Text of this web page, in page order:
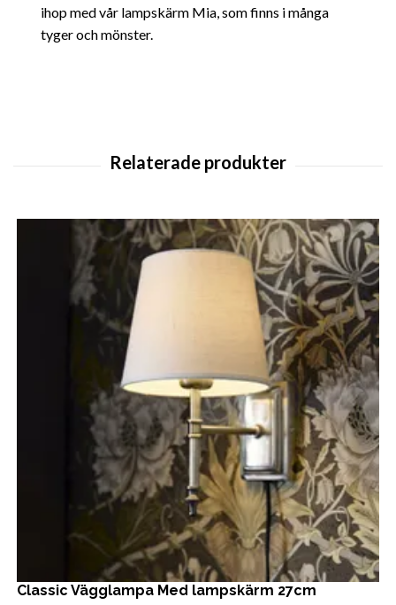
ihop med vår lampskärm Mia, som finns i många
tyger och mönster.
Classic Vägglampa Med lampskärm 27cm